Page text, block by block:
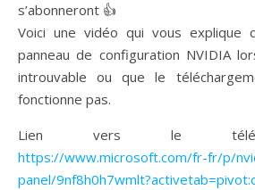
s’abonneront 👍
Voici une vidéo qui vous explique
panneau de configuration NVIDIA
introuvable ou que le
fonctionne pas.
Lien vers le
https://www.microsoft.com/fr-fr/p/
panel/